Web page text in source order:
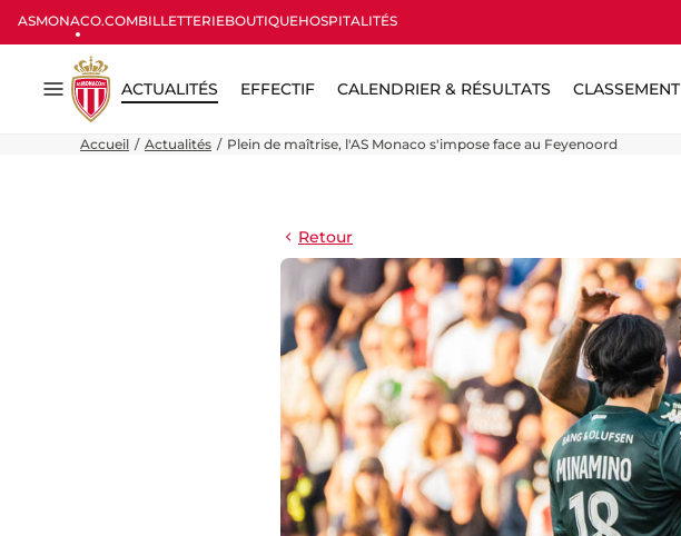
ASMONACO.COMBILLETTERIEBOUTIQUEHOSPITALITÉS
Menu
ACTUALITÉS EFFECTIF CALENDRIER & RÉSULTATS CLASSEMENT
Accueil Actualités Plein de maîtrise, l'AS Monaco s'impose face au Feyenoord
Retour